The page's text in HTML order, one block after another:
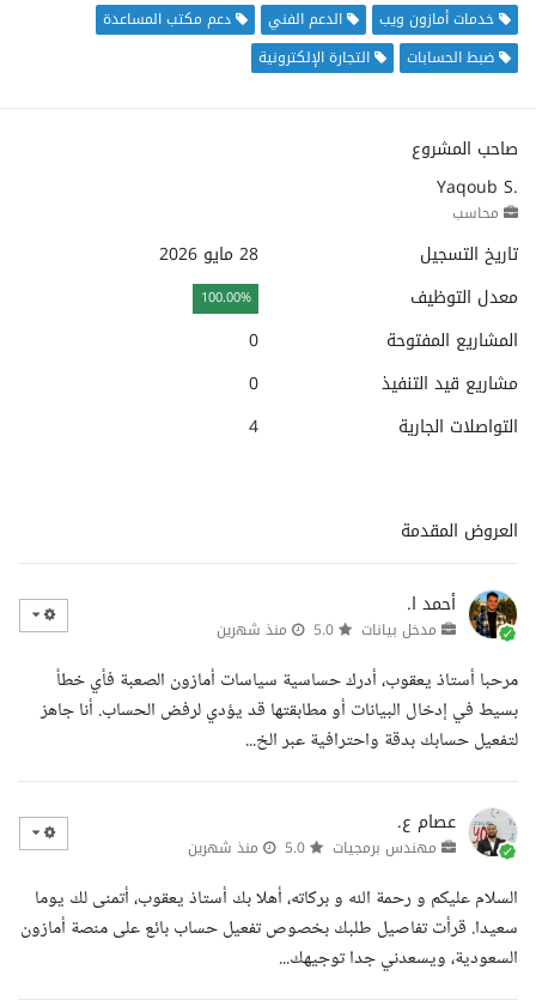
خدمات أمازون ويب الدعم الفني
دعم مكتب المساعدة
ضبط الحسابات
التجارة الإلكترونية
صاحب المشروع
Yaqoub S.
محاسب
تاريخ التسجيل
28 مايو 2026
معدل التوظيف
100.00%
المشاريع المفتوحة
0
مشاريع قيد التنفيذ
0
التواصلات الجارية
4
العروض المقدمة
أحمد ا.
مدخل بيانات منذ شهرين
مرحبا أستاذ يعقوب، أدرك حساسية سياسات أمازون الصعبة فأي خطأ
بسيط في إدخال البيانات أو مطابقتها قد يؤدي لرفض الحساب. أنا جاهز
لتفعيل حسابك بدقة واحترافية عبر الخ...
عصام ع.
مهندس برمجيات منذ شهرين
السلام عليكم و رحمة الله و بركاته، أهلا بك أستاذ يعقوب، أتمنى لك يوما
سعيدا. قرأت تفاصيل طلبك بخصوص تفعيل حساب بائع على منصة أمازون
السعودية، ويسعدني جدا توجيهك...